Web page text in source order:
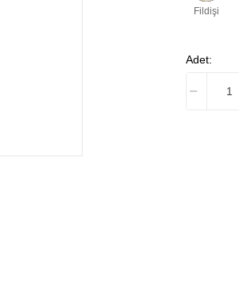
Fildişi
Adet: